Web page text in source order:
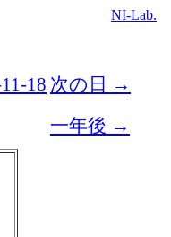
NI-Lab.
18 次の日 →
一年後 →